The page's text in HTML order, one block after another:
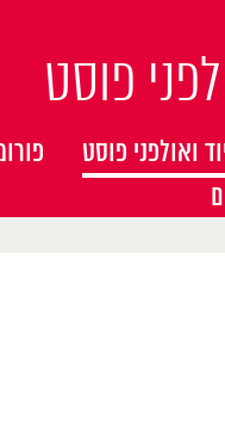
פוסט
ואולפני פוסט